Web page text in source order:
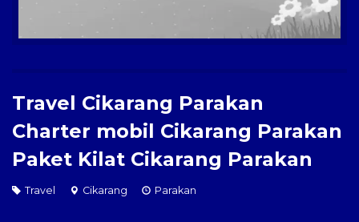
Travel Cikarang Parakan
Charter mobil Cikarang Parakan
Paket Kilat Cikarang Parakan
Travel Cikarang Parakan